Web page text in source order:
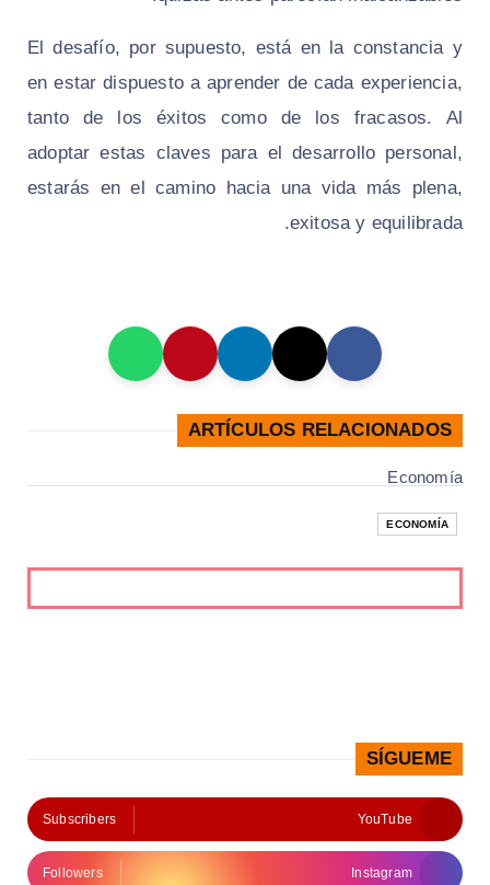
El desafío, por supuesto, está en la constancia y
en estar dispuesto a aprender de cada experiencia,
tanto de los éxitos como de los fracasos. Al
adoptar estas claves para el desarrollo personal,
estarás en el camino hacia una vida más plena,
exitosa y equilibrada.
ARTÍCULOS RELACIONADOS
Economía
ECONOMÍA
SÍGUEME
YouTube
Subscribers
Instagram
Followers